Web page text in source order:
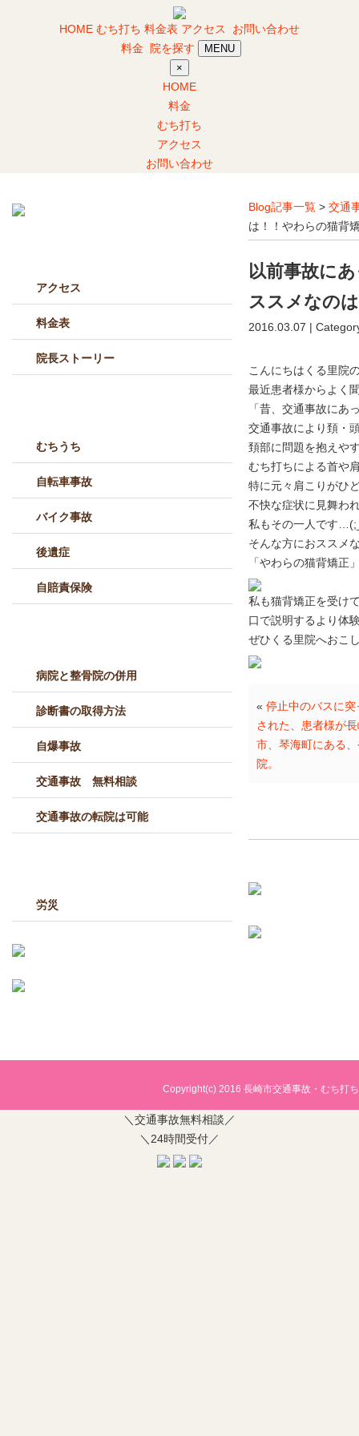
HOME むち打ち 料金表 アクセス
お問い合わせ
料金
院を探す
MENU
×
HOME
料金
むち打ち
アクセス
お問い合わせ
Blog記事一覧 > 交通
は！！やわらの猫背
以前事故に
ススメなの
2016.03.07 |
こんにちはくる里院
最近患者様からよく
「昔、交通事故に
交通事故により頚・
頚部に問題を抱えや
むち打ちによる首や
特に元々肩こりがひ
不快な症状に見舞わ
私もその一人です
そんな方におススメ
「やわらの猫背矯正
私も猫背矯正を受け
口で説明するより体
ぜひくる里院へおこ
« 停止中のバスに
された、患者様が
市、琴海町にある
院。
アクセス
料金表
院長ストーリー
むちうち
自転車事故
バイク事故
後遺症
自賠責保険
病院と整骨院の併用
診断書の取得方法
自爆事故
交通事故 無料相談
交通事故の転院は可能
労災
Copyright(c) 2016 長崎市交通事故・むち打
＼交通事故無料相談／
＼24時間受付／